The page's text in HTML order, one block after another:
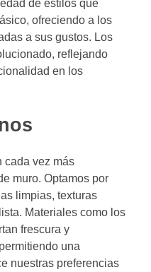
de estilos que
ofreciendo a los
a sus gustos. Los
reflejando
en los
cada vez más
muro. Optamos por
limpias, texturas
Materiales como los
frescura y
una
nuestras preferencias